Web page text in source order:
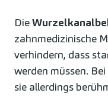
Die
zahnmedizinische
verhindern, dass
werden müssen.
sie allerdings